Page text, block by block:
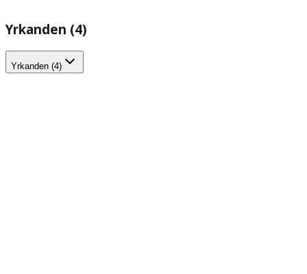
Yrkanden (4)
Yrkanden (4)